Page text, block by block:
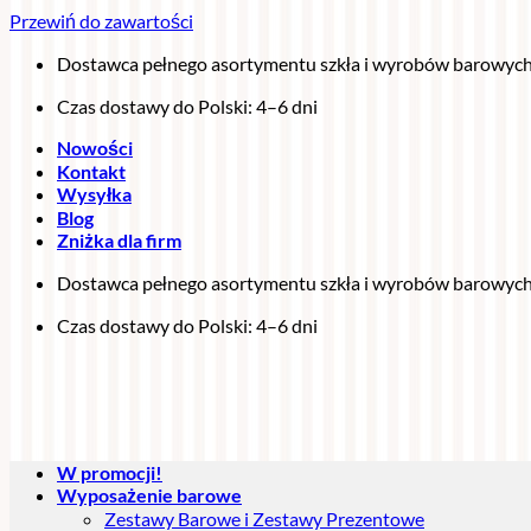
Przewiń do zawartości
Dostawca pełnego asortymentu szkła i wyrobów
Czas dostawy do Polski: 4–6 dni
Nowości
Kontakt
Wysyłka
Blog
Zniżka dla firm
Dostawca pełnego asortymentu szkła i wyrobów
Czas dostawy do Polski: 4–6 dni
W promocji!
Wyposażenie barowe
Zestawy Barowe i Zestawy Prezentowe